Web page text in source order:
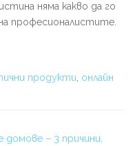
няма какво да го
професионалистите.
продукти онлайн
– 3 причини,